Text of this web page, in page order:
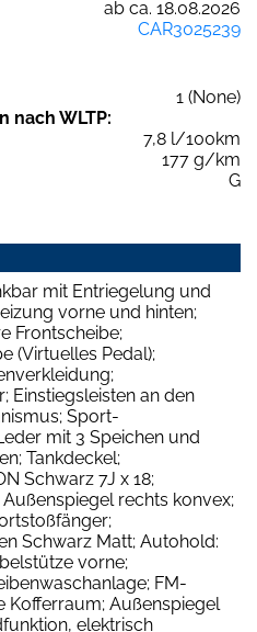
ab ca. 18.08.2026
CAR3025239
1 (None)
nach WLTP:
7,8 l/100km
177 g/km
G
mit Entriegelung und
vorne und hinten;
Frontscheibe;
(Virtuelles Pedal);
Einstiegsleisten an den
Sport-
mit 3 Speichen und
Tankdeckel;
Schwarz 7J x 18;
rechts konvex;
Schwarz Matt; Autohold:
vorne;
FM-
Kofferraum; Außenspiegel
elektrisch